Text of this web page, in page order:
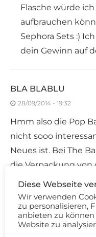
Flasche würde
aufbrauchen
Sephora Sets :)
dein Gewinn auf
BLA BLABLU
28/09/2014 - 19:32
Hmm also die Pop
nicht sooo
Neues ist. Bei The
die Verpackung
cool und auch die
der MAC Ultimate
auch sehr
gespannt. Bei der
Diese Webseite
Wir verwenden
zu personalisieren,
anbieten zu
Website zu